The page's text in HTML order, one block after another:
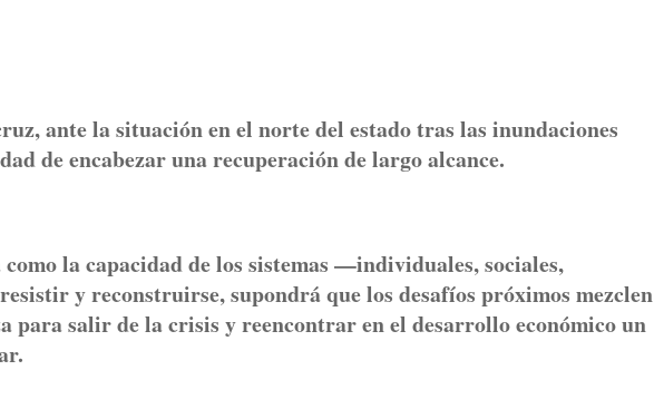
ante la situación en el norte del estado tras las inundaciones
de encabezar una recuperación de largo alcance.
la capacidad de los sistemas —individuales, sociales,
y reconstruirse, supondrá que los desafíos próximos mezclen
para salir de la crisis y reencontrar en el desarrollo económico un